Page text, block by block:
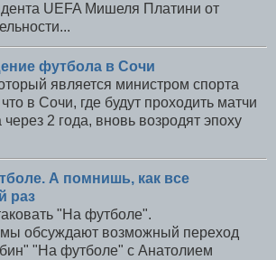
UEFA Мишеля Платини от
футбола в Сочи
является министром спорта
в Сочи, где будут проходить матчи
2 года, вновь возродят эпоху
А помнишь, как все
раз
"На футболе".
обсуждают возможный переход
"На футболе" с Анатолием